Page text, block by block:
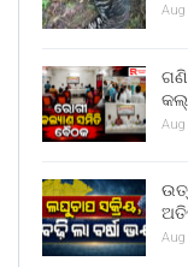
Aug
Aug
Aug